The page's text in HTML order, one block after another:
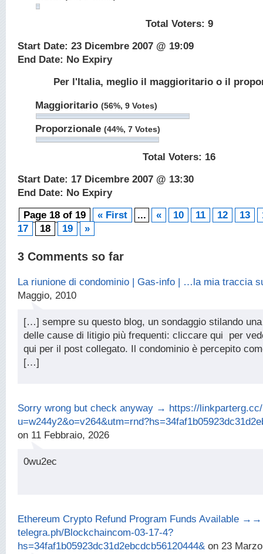
Total Voters: 9
Start Date: 23 Dicembre 2007 @ 19:09
End Date: No Expiry
Per l'Italia, meglio il maggioritario o il
Maggioritario (56%, 9 Votes)
Proporzionale (44%, 7 Votes)
Total Voters: 16
Start Date: 17 Dicembre 2007 @ 13:30
End Date: No Expiry
Page 18 of 19
« First ... « 10 11 12 13
17
18 19 »
3 Comments so far
La riunione di condominio | Gas-info | …la mia traccia
Maggio, 2010
[…] sempre su questo blog, un sondaggio stilando
delle cause di litigio più frequenti: cliccare qui per
qui per il post collegato. Il condominio è percepito
[…]
Sorry wrong but check anyway → https://
on 11 Febbraio, 2026
0wu2ec
Ethereum Crypto Refund Program Funds Available →→
telegra.ph/Blockchaincom-03-17-4?
hs=34faf1b05923dc31d2ebcdcb56120444& on 23